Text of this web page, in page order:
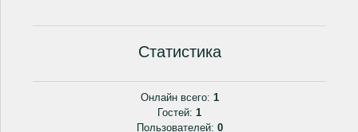
Статистика
Онлайн всего: 1
Гостей: 1
Пользователей: 0